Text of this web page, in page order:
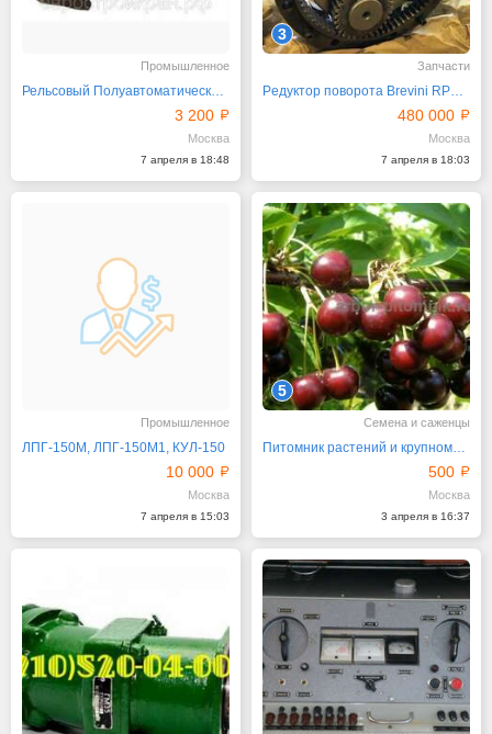
Промышленное
Рельсовый Полуавтоматический Захват У2260
3 200
Москва
7 апреля в 18:48
3
Запчасти
Peдуктop пoвopoтa Brevini RPR З067 DCT
480 000
Москва
7 апреля в 18:03
Промышленное
ЛПГ-150М, ЛПГ-150М1, КУЛ-150
10 000
Москва
7 апреля в 15:03
5
Семена и саженцы
Питомник растений и крупномеров предлагает саженцы
500
Москва
3 апреля в 16:37